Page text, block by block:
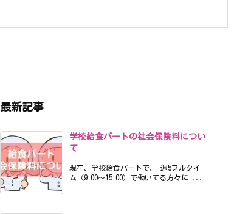
最新記事
学校給食パートの社会保険料につい
て
現在、学校給食パートで、 週5フルタイ
ム（9:00〜15:00）で働いてる方々に ...